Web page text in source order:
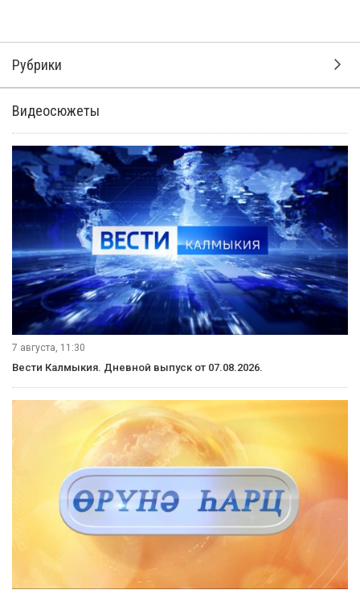
Рубрики
Видеосюжеты
7 августа, 11:30
Вести Калмыкия. Дневной выпуск от 07.08.2026.